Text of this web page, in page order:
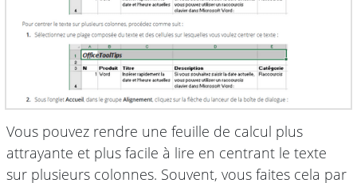
Vous pouvez rendre une feuille de calcul plus
attrayante et plus facile à lire en centrant le texte
sur plusieurs colonnes. Souvent, vous faites cela par